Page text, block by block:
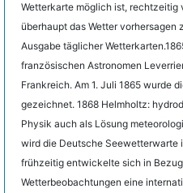
Wetterkarte möglich ist,
überhaupt das Wetter vorhersagen
Ausgabe täglicher
französischen Astronomen
Frankreich. Am 1. Juli 1865 wurde
gezeichnet. 1868 Helmholtz:
Physik auch als Lösung
wird die Deutsche Seewetterwarte
frühzeitig entwickelte sich in
Wetterbeobachtungen eine